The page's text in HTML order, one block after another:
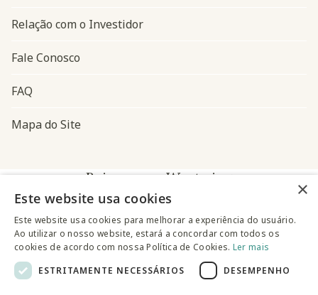
Relação com o Investidor
Fale Conosco
FAQ
Mapa do Site
Baixe o app Westwing
×
Este website usa cookies
Este website usa cookies para melhorar a experiência do usuário.
Ao utilizar o nosso website, estará a concordar com todos os
cookies de acordo com nossa Política de Cookies. Ler mais
ESTRITAMENTE NECESSÁRIOS
DESEMPENHO